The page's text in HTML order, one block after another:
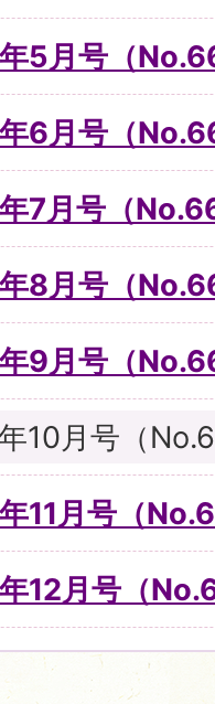
5月号（
6月号（
7月号（
8月号（
9月号（
10月号（
11月号（
12月号（